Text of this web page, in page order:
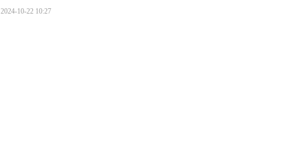
2024-10-22 10:27